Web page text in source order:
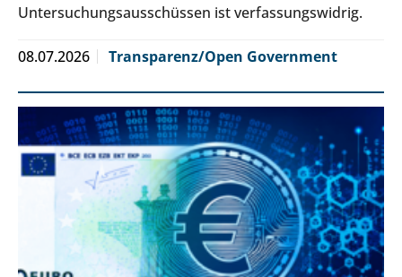
Untersuchungsausschüssen ist verfassungswidrig.
08.07.2026 Transparenz/Open Government